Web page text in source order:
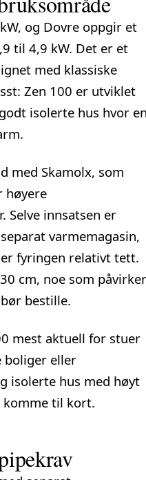
og Dovre oppgir et
til 4,9 kW. Det er et
med klassiske
Zen 100 er utviklet
isolerte hus hvor
med Skamolx, som
høyere
Selve innsatsen er
varmemagasin,
fyringen relativt tett.
cm, noe som påvirker
bestille.
mest aktuell for stuer
boliger eller
isolerte hus med høyt
komme til kort.